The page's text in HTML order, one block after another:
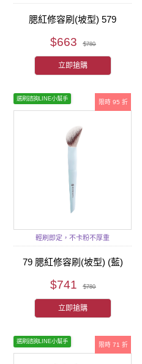
腮紅修容刷(坡型) 579
$663 $780
立即搶購
限時 95 折
選刷諮詢LINE小幫手
輕刷即定，不卡粉不厚重
79 腮紅修容刷(坡型) (藍)
$741 $780
立即搶購
限時 71 折
選刷諮詢LINE小幫手